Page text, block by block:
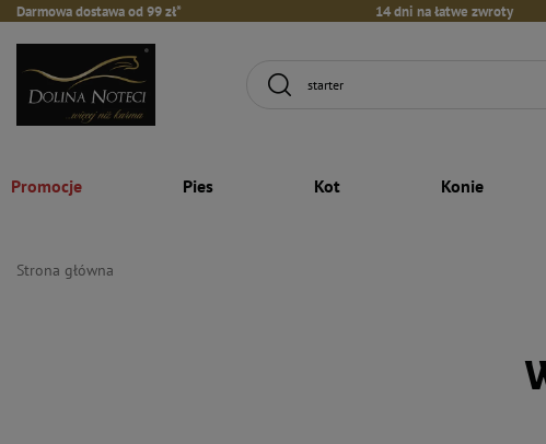
Darmowa dostawa od 99 zł* 14 dni na łatwe zwroty
Promocje Pies Kot Konie
Strona główna